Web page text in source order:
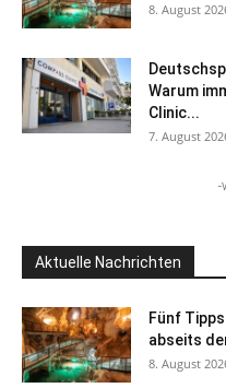
8. August
Warum
Clinic...
7. August
-
Aktuelle Nachrichten
Fünf
abseits
8. August